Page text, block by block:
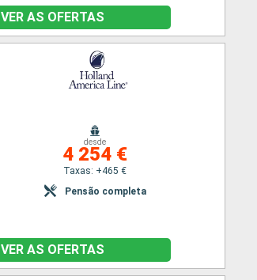
VER AS OFERTAS
desde
4 254 €
Taxas: +465 €
Pensão completa
VER AS OFERTAS